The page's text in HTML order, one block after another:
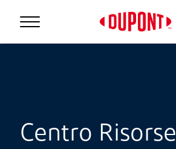
Centro Risorse